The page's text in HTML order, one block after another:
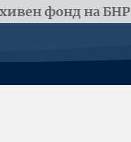
фонд на БНР